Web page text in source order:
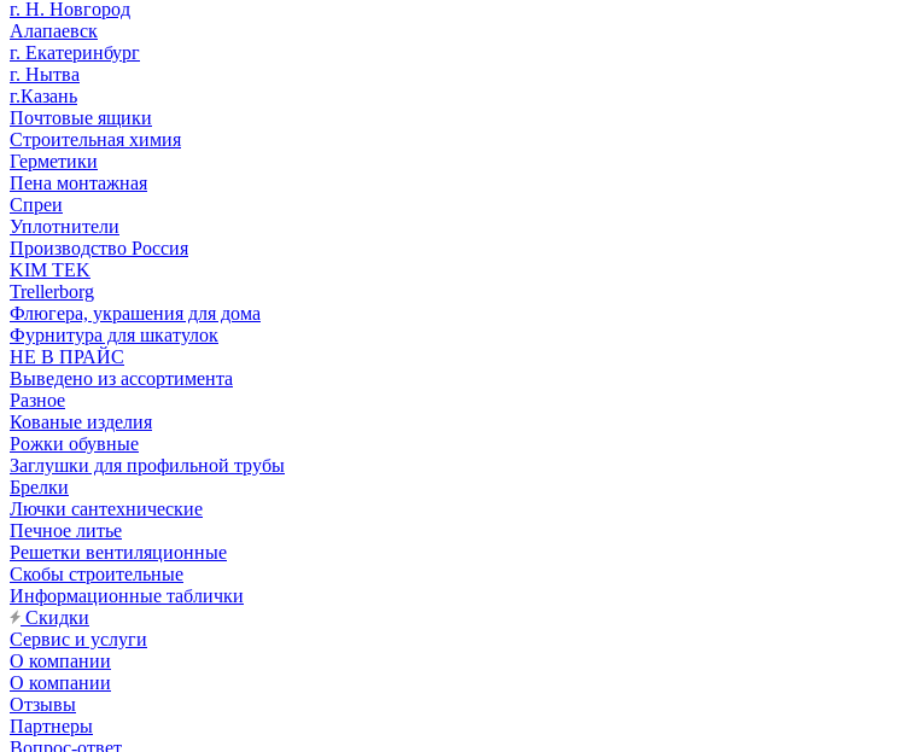
г. Н. Новгород
Алапаевск
г. Екатеринбург
г. Нытва
г.Казань
Почтовые ящики
Строительная химия
Герметики
Пена монтажная
Спреи
Уплотнители
Производство Россия
KIM TEK
Trellerborg
Флюгера, украшения для дома
Фурнитура для шкатулок
НЕ В ПРАЙС
Выведено из ассортимента
Разное
Кованые изделия
Рожки обувные
Заглушки для профильной трубы
Брелки
Лючки сантехнические
Печное литье
Решетки вентиляционные
Скобы строительные
Информационные таблички
Скидки
Сервис и услуги
О компании
О компании
Отзывы
Партнеры
Вопрос-ответ